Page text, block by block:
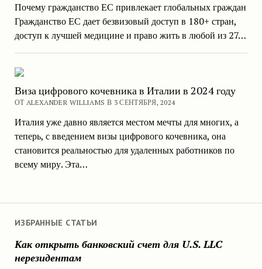
ИЗБРАННЫЕ СТАТЬИ
Как открыть банковский счет для U.S. LLC
нерезидентам
Почему гражданство ЕС привлекает глобальных граждан
Гражданство ЕС дает безвизовый доступ в 180+ стран,
доступ к лучшей медицине и право жить в любой из 27…
Виза цифрового кочевника в Италии в 2024 году
ОТ ALEXANDER WILLIAMS В 3 СЕНТЯБРЯ, 2024
Италия уже давно является местом мечты для многих, а
теперь, с введением визы цифрового кочевника, она
становится реальностью для удаленных работников по
всему миру. Эта…